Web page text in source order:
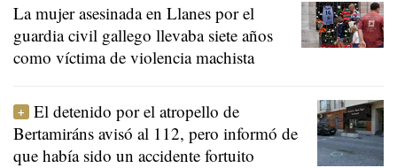
La mujer asesinada en Llanes por el
guardia civil gallego llevaba siete años
como víctima de violencia machista
El detenido por el atropello de
Bertamiráns avisó al 112, pero informó de
que había sido un accidente fortuito